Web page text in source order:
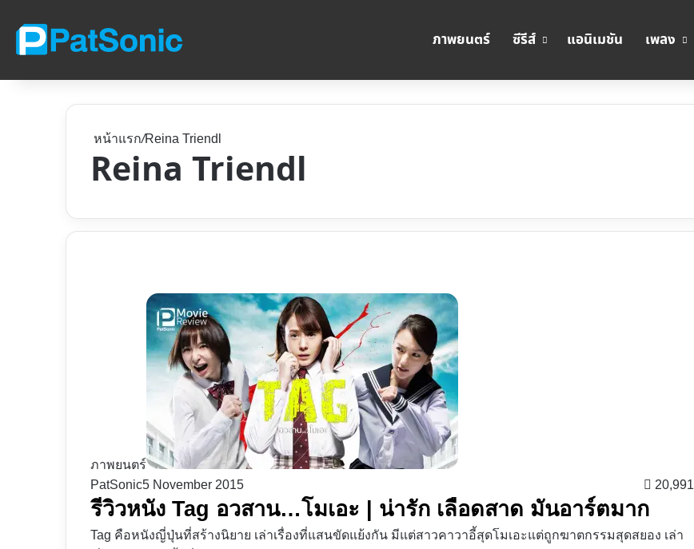
ภาพยนตร์ ซีรีส์ แอนิเมชัน เพลง
หน้าแรก/Reina Triendl
Reina Triendl
ภาพยนตร์
PatSonic5 November 2015 20,991
รีวิวหนัง Tag อวสาน…โมเอะ | น่ารัก เลือดสาด มันอาร์ตมาก
Tag คือหนังญี่ปุ่นที่สร้างนิยาย เล่าเรื่องที่แสนขัดแย้งกัน มีแต่สาวคาวาอี้สุดโมเอะแต่ถูกฆาตกรรมสุดสยอง เล่า